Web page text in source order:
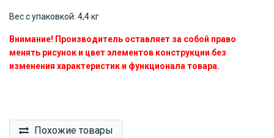
Вес с упаковкой: 4,4 кг
Внимание! Производитель оставляет за собой право
менять рисунок и цвет элементов конструкции без
изменения характеристик и функционала товара.
Похожие товары